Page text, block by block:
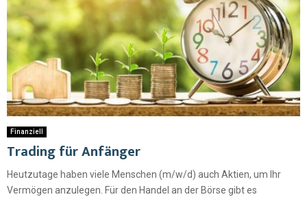
Finanziell
Trading für Anfänger
Heutzutage haben viele Menschen (m/w/d) auch Aktien, um Ihr
Vermögen anzulegen. Für den Handel an der Börse gibt es